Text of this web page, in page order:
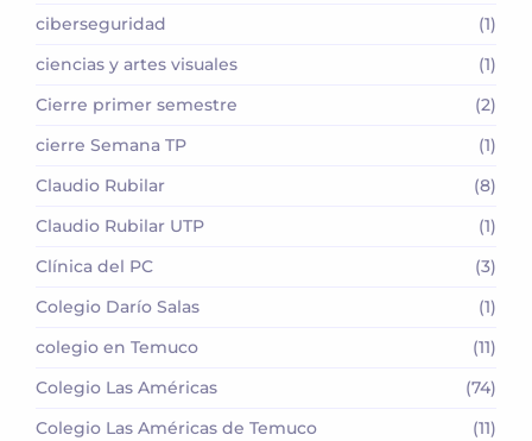
ciberseguridad
(1)
ciencias y artes visuales
(1)
Cierre primer semestre
(2)
cierre Semana TP
(1)
Claudio Rubilar
(8)
Claudio Rubilar UTP
(1)
Clínica del PC
(3)
Colegio Darío Salas
(1)
colegio en Temuco
(11)
Colegio Las Américas
(74)
Colegio Las Américas de Temuco
(11)